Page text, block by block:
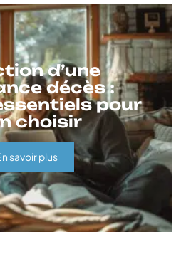
d’une
décès :
pour
choisir
savoir plus